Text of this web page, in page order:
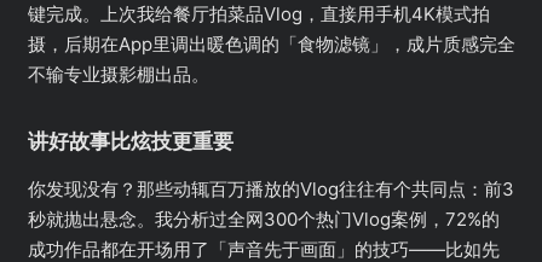
键完成。上次我给餐厅拍菜品Vlog，直接用手机4K模式拍
摄，后期在App里调出暖色调的「食物滤镜」，成片质感完全
不输专业摄影棚出品。
讲好故事比炫技更重要
你发现没有？那些动辄百万播放的Vlog往往有个共同点：前3
秒就抛出悬念。我分析过全网300个热门Vlog案例，72%的
成功作品都在开场用了「声音先于画面」的技巧——比如先